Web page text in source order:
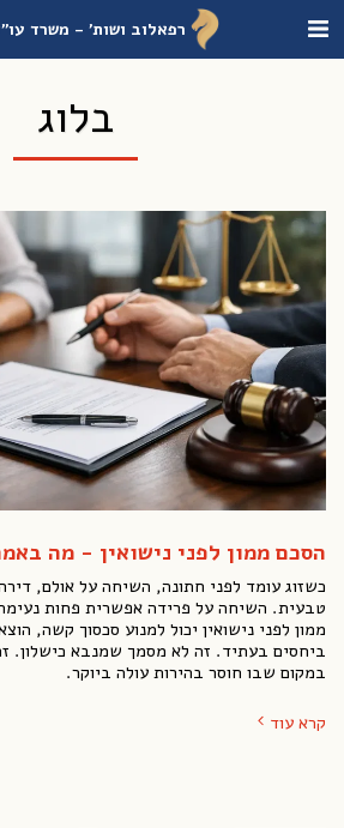
רפאלוב ושות' - משרד עו"ד
בלוג
הסכם ממון לפני נישואין - מה
כשזוג עומד לפני חתונה, השיחה על אולם,
טבעית. השיחה על פרידה אפשרית פחות
ממון לפני נישואין יכול למנוע סכסוך קשה,
ביחסים בעתיד. זה לא מסמך שמנבא כישלון.
במקום שבו חוסר בהירות עולה ביוקר.
קרא עוד